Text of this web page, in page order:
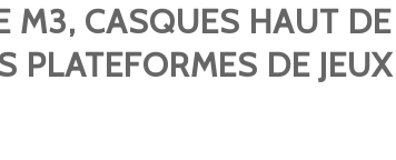
M3, CASQUES HAUT DE
PLATEFORMES DE JEUX